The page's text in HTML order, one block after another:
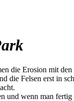
die Erosion mit
die Felsen erst in
und wenn man